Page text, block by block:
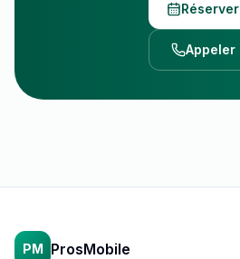
Réserver
Appeler
PM ProsMobile